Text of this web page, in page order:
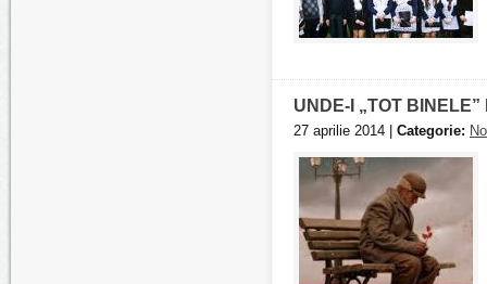
UNDE-I „TOT
27 aprilie 2014 | Categorie: